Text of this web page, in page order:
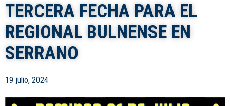
TERCERA FECHA PARA EL
REGIONAL BULNENSE EN
SERRANO
19 julio, 2024